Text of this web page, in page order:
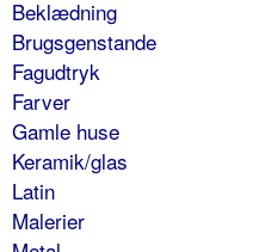
Beklædning
Brugsgenstande
Fagudtryk
Farver
Gamle huse
Keramik/glas
Latin
Malerier